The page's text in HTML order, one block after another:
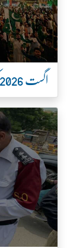
اگست 2026 کو جشنِ آزادی کا یادگار مہینہ بنانے کا فیصلہ